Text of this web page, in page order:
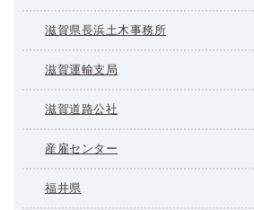
滋賀県長浜土木事務所
滋賀運輸支局
滋賀道路公社
産雇センター
福井県